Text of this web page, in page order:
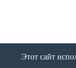
Этот сайт